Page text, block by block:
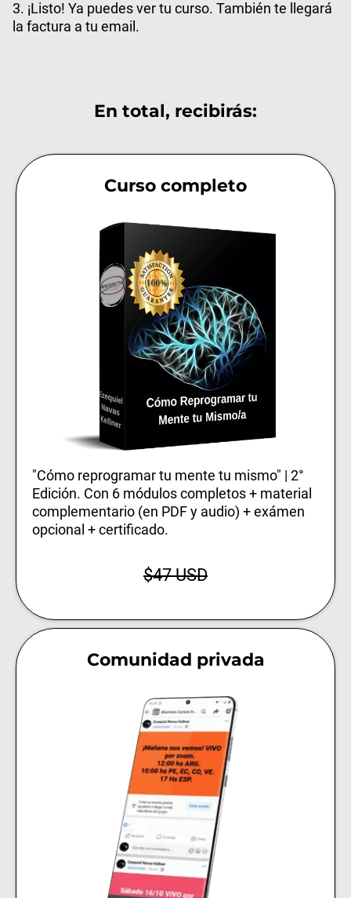
3. ¡Listo! Ya puedes ver tu curso. También te llegará
la factura a tu email.
En total, recibirás:
Curso completo
"Cómo reprogramar tu mente tu mismo" | 2°
Edición. Con 6 módulos completos + material
complementario (en PDF y audio) + exámen
opcional + certificado.
$47 USD
Comunidad privada